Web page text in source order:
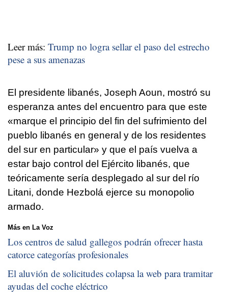
Leer más: Trump no logra sellar el paso del estrecho
pese a sus amenazas
El presidente libanés, Joseph Aoun, mostró su
esperanza antes del encuentro para que este
«marque el principio del fin del sufrimiento del
pueblo libanés en general y de los residentes
del sur en particular» y que el país vuelva a
estar bajo control del Ejército libanés, que
teóricamente sería desplegado al sur del río
Litani, donde Hezbolá ejerce su monopolio
armado.
Más en La Voz
Los centros de salud gallegos podrán ofrecer hasta
catorce categorías profesionales
El aluvión de solicitudes colapsa la web para tramitar
ayudas del coche eléctrico